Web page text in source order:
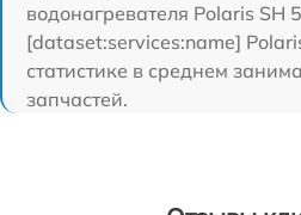
водонагревателя Polaris SH
[dataset:services:name]
статистике в среднем
запчастей.